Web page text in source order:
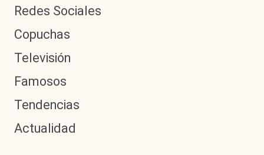
Redes Sociales
Copuchas
Televisión
Famosos
Tendencias
Actualidad